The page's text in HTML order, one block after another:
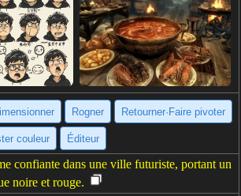
Rogner Retourner·Faire pivoter
couleur Éditeur
confiante dans une ville futuriste, portant un
noire et rouge.